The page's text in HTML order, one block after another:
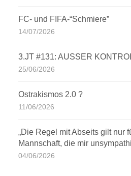
FC- und FIFA-“Schmiere”
14/07/2026
3.JT #131: AUSSER
25/06/2026
Ostrakismos 2.0 ?
11/06/2026
„Die Regel mit Abseits gilt nur
Mannschaft, die mir
04/06/2026